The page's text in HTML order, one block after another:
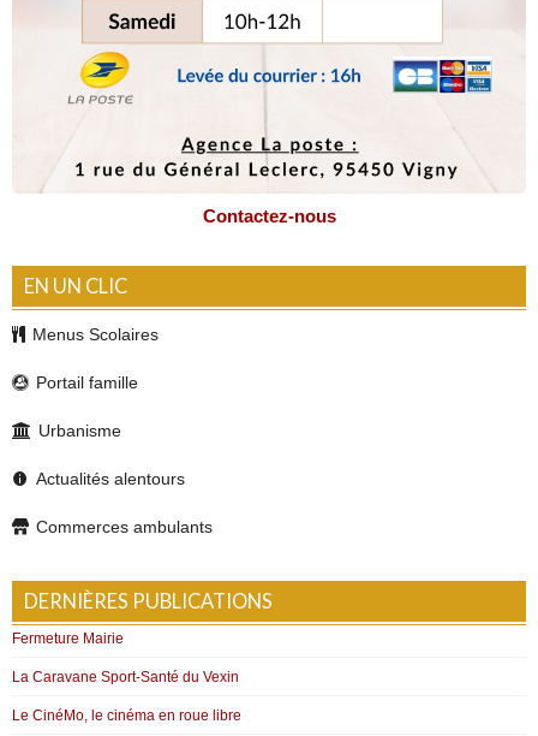
Contactez-nous
EN UN CLIC
Menus Scolaires
Portail famille
Urbanisme
Actualités alentours
Commerces ambulants
DERNIÈRES PUBLICATIONS
Fermeture Mairie
La Caravane Sport-Santé du Vexin
Le CinéMo, le cinéma en roue libre